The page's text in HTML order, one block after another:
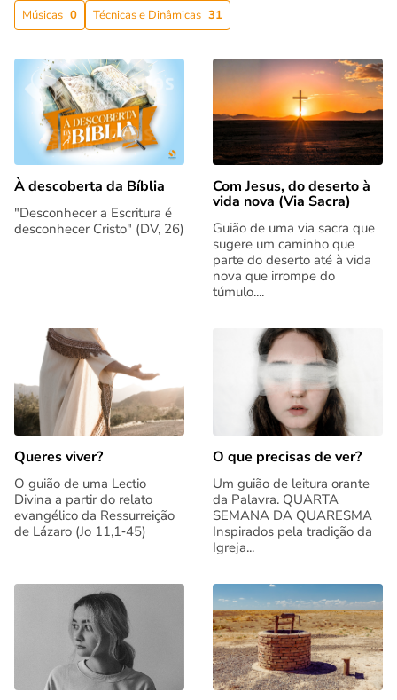
Músicas 0 Técnicas e Dinâmicas 31
À descoberta da Bíblia
"Desconhecer a Escritura é
desconhecer Cristo" (DV, 26)
Com Jesus, do deserto à
vida nova (Via Sacra)
Guião de uma via sacra que
sugere um caminho que
parte do deserto até à vida
nova que irrompe do
túmulo....
Queres viver?
O guião de uma Lectio
Divina a partir do relato
evangélico da Ressurreição
de Lázaro (Jo 11,1‑45)
O que precisas de ver?
Um guião de leitura orante
da Palavra. QUARTA
SEMANA DA QUARESMA
Inspirados pela tradição da
Igreja...